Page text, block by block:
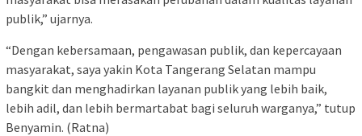
publik,” ujarnya.
“Dengan kebersamaan, pengawasan publik, dan kepercayaan
masyarakat, saya yakin Kota Tangerang Selatan mampu
bangkit dan menghadirkan layanan publik yang lebih baik,
lebih adil, dan lebih bermartabat bagi seluruh warganya,” tutup
Benyamin. (Ratna)